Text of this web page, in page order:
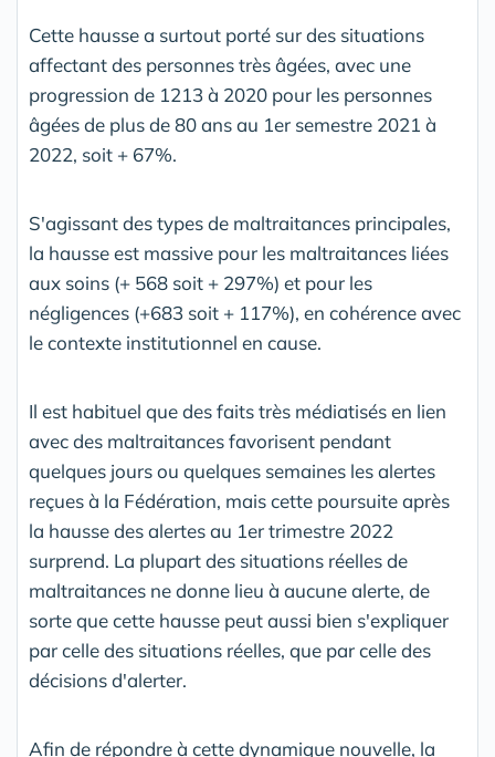
Cette hausse a surtout porté sur des situations
affectant des personnes très âgées, avec une
progression de 1213 à 2020 pour les personnes
âgées de plus de 80 ans au 1er semestre 2021 à
2022, soit + 67%.
S'agissant des types de maltraitances principales,
la hausse est massive pour les maltraitances liées
aux soins (+ 568 soit + 297%) et pour les
négligences (+683 soit + 117%), en cohérence avec
le contexte institutionnel en cause.
Il est habituel que des faits très médiatisés en lien
avec des maltraitances favorisent pendant
quelques jours ou quelques semaines les alertes
reçues à la Fédération, mais cette poursuite après
la hausse des alertes au 1er trimestre 2022
surprend. La plupart des situations réelles de
maltraitances ne donne lieu à aucune alerte, de
sorte que cette hausse peut aussi bien s'expliquer
par celle des situations réelles, que par celle des
décisions d'alerter.
Afin de répondre à cette dynamique nouvelle, la